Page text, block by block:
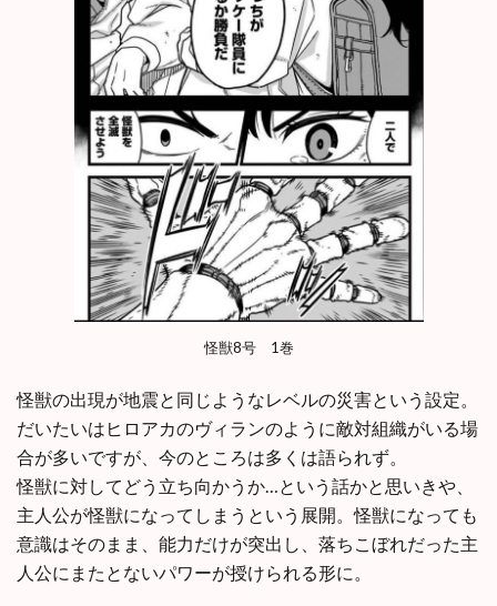
怪獣8号 1巻
怪獣の出現が地震と同じようなレベルの災害という設定。
だいたいはヒロアカのヴィランのように敵対組織がいる場
合が多いですが、今のところは多くは語られず。
怪獣に対してどう立ち向かうか…という話かと思いきや、
主人公が怪獣になってしまうという展開。怪獣になっても
意識はそのまま、能力だけが突出し、落ちこぼれだった主
人公にまたとないパワーが授けられる形に。